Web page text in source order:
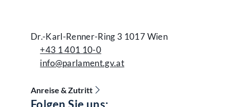
Dr.-Karl-Renner-Ring 3 1017 Wien
+43 1 401 10-0
info@parlament.gv.at
Anreise & Zutritt
Folgen Sie uns: